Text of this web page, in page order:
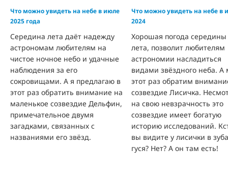
Что можно увидеть на небе в июле
2025 года
Середина лета даёт надежду
астрономам любителям на
чистое ночное небо и удачные
наблюдения за его
сокровищами. А я предлагаю в
этот раз обратить внимание на
маленькое созвездие Дельфин,
примечательное двумя
загадками, связанных с
названиями его звёзд.
Что можно увидеть на небе в
2024
Хорошая погода середины
лета, позволит любителям
астрономии насладиться
видами звёздного неба.
этот раз обратим
созвездие Лисичка.
на свою невзрачность это
созвездие имеет богатую
историю исследований.
вы видите у лисички в
гуся? Нет? А он там есть!